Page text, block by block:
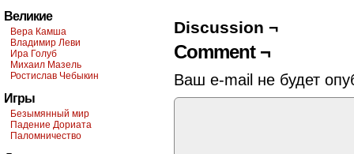
Великие
Вера Камша
Владимир Леви
Ира Голуб
Михаил Мазель
Ростислав Чебыкин
Игры
Безымянный мир
Падение Дориата
Паломничество
Discussion ¬
Comment ¬
Ваш e-mail не будет